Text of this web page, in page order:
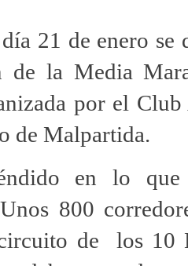
21 de enero se
la Media
por el
de Malpartida.
en lo que
800
de los 10